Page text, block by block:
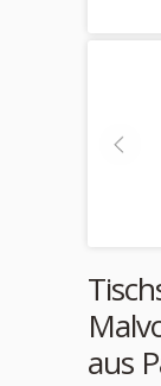
aus